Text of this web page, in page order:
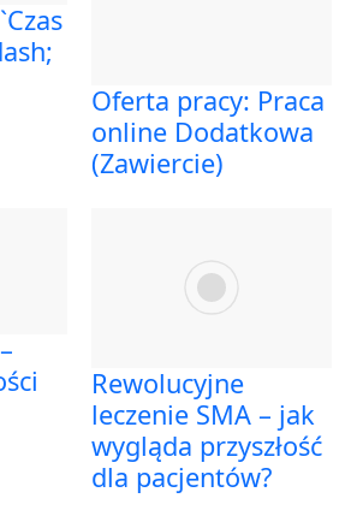
Oferta pracy: Praca
online Dodatkowa
(Zawiercie)
Rewolucyjne
leczenie SMA – jak
wygląda przyszłość
dla pacjentów?